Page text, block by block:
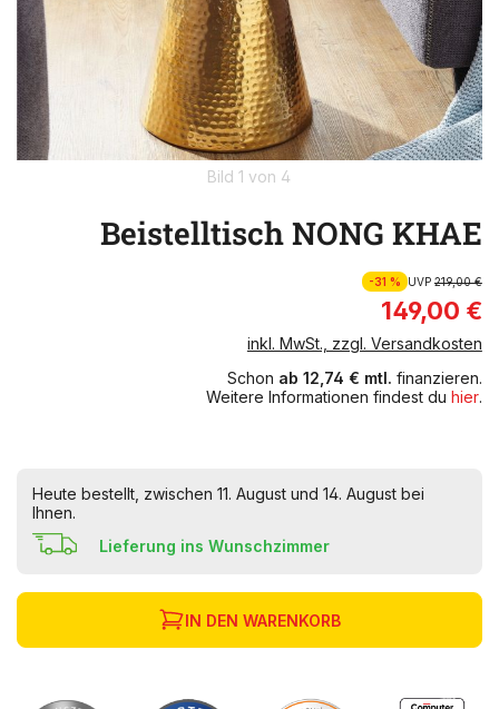
Bild 1 von 4
Beistelltisch NONG KHAE
-31 % UVP219,00 €
149,00 €
inkl. MwSt., zzgl. Versandkosten
Schon ab 12,74 € mtl. finanzieren.
Weitere Informationen findest du hier.
Heute bestellt, zwischen 11. August und 14. August bei
Ihnen.
Lieferung ins Wunschzimmer
IN DEN WARENKORB